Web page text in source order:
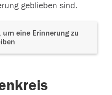
geblieben sind.
eine Erinnerung zu